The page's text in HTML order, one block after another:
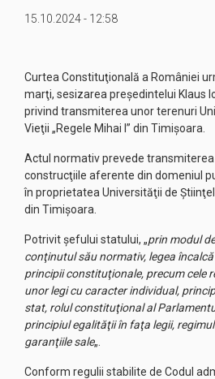
15.10.2024 - 12:58
Curtea Constituţională a României
marţi, sesizarea preşedintelui Klaus
privind transmiterea unor terenuri
Vieţii „Regele Mihai I” din Timişoara.
Actul normativ prevede
construcţiile aferente din domeniul
în proprietatea Universităţii de
din Timişoara.
Potrivit şefului statului, „prin modul
conţinutul său normativ, legea încalcă
principii constituţionale, precum cele
unor legi cu caracter individual,
stat, rolul constituţional al
principiul egalităţii în faţa legii,
garanţiile sale„.
Conform regulii stabilite de Codul